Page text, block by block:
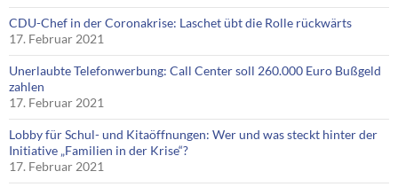
CDU-Chef in der Coronakrise: Laschet übt die Rolle rückwärts
17. Februar 2021
Unerlaubte Telefonwerbung: Call Center soll 260.000 Euro Bußgeld
zahlen
17. Februar 2021
Lobby für Schul- und Kitaöffnungen: Wer und was steckt hinter der
Initiative „Familien in der Krise“?
17. Februar 2021